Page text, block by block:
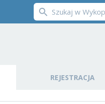
REJESTRACJA